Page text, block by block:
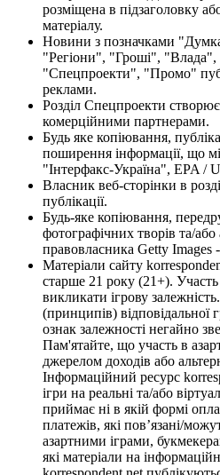
розміщена в підзаголовку
матеріалу.
Новини з позначками
"Регіони", "Гроші",
"Спецпроекти", "Промо"
реклами.
Розділ Спецпроекти
комерційними партнерами.
Будь яке копіювання,
поширення інформації, що
"Інтерфакс-Україна", EPA /
Власник веб-сторінки в
публікації.
Будь-яке копіювання,
фотографічних творів та/або
правовласника Getty Images
Матеріали сайту
старше 21 року (21+).
викликати ігрову
(принципів)
ознак залежності негайно
Пам'ятайте, що участь в
джерелом доходів або
Інформаційний ресурс
ігри на реальні та/або
приймає ні в якій формі
платежів, які пов’язані/
азартними іграми,
які матеріали на